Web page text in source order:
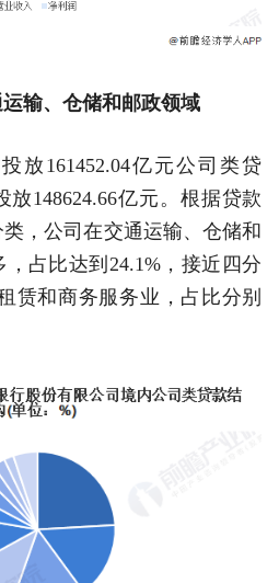
输、仓储和邮政领域
放161452.04亿元公司类贷
148624.66亿元。根据贷款
，公司在交通运输、仓储和
占比达到24.1%，接近四分
赁和商务服务业，占比分别